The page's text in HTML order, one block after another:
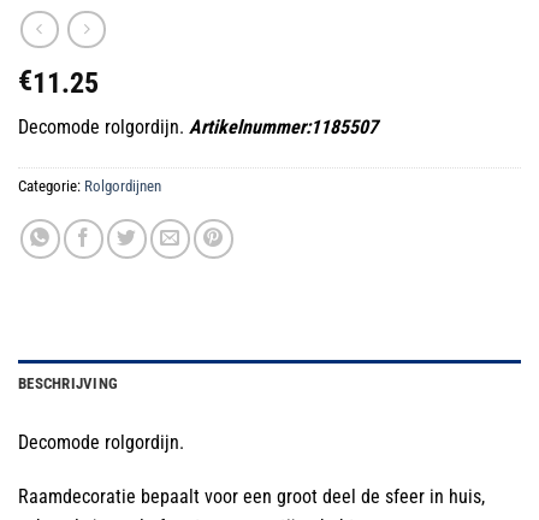
€11.25
Decomode rolgordijn. Artikelnummer:1185507
Categorie: Rolgordijnen
BESCHRIJVING
Decomode rolgordijn.
Raamdecoratie bepaalt voor een groot deel de sfeer in huis,